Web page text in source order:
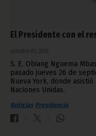
El Presidente con el
octubre 01, 2013
S. E. Obiang Nguema
pasado jueves 26 de
Nueva York, donde
Naciones Unidas.
Noticias Presidencia